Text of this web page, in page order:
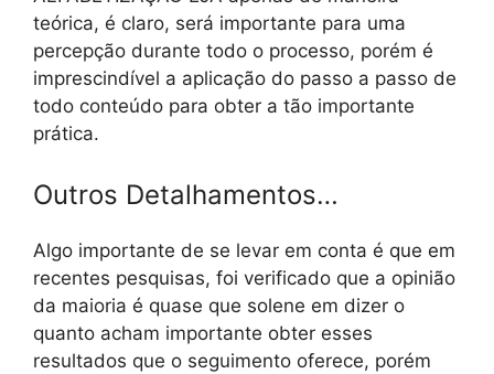
teórica, é claro, será importante para uma
percepção durante todo o processo, porém é
imprescindível a aplicação do passo a passo de
todo conteúdo para obter a tão importante
prática.
Outros Detalhamentos…
Algo importante de se levar em conta é que em
recentes pesquisas, foi verificado que a opinião
da maioria é quase que solene em dizer o
quanto acham importante obter esses
resultados que o seguimento oferece, porém